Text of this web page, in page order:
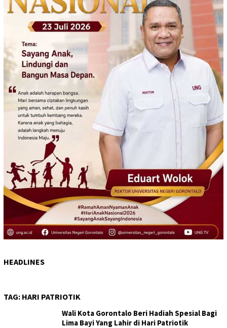
HEADLINES
TAG: HARI PATRIOTIK
Wali Kota Gorontalo Beri Hadiah Spesial Bagi
Lima Bayi Yang Lahir di Hari Patriotik